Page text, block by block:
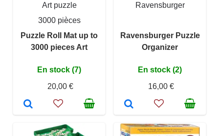
Art puzzle
3000 pièces
Puzzle Roll Mat up to
3000 pieces Art
En stock (7)
20,00 €
Ravensburger
Ravensburger Puzzle
Organizer
En stock (2)
16,00 €